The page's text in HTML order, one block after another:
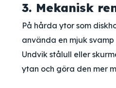
3. Mekanisk
På hårda ytor som
använda en mjuk
Undvik stålull eller
ytan och göra den mer